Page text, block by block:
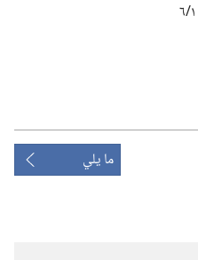
١/‏٦
ما يلي